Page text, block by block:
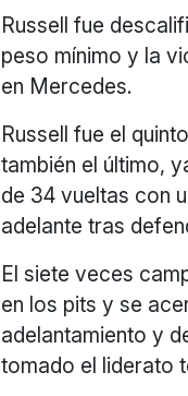
Russell fue
peso mínimo y la
en Mercedes.
Russell fue el
también el último,
de 34 vueltas con
adelante tras
El siete veces
en los pits y se
adelantamiento y
tomado el liderato